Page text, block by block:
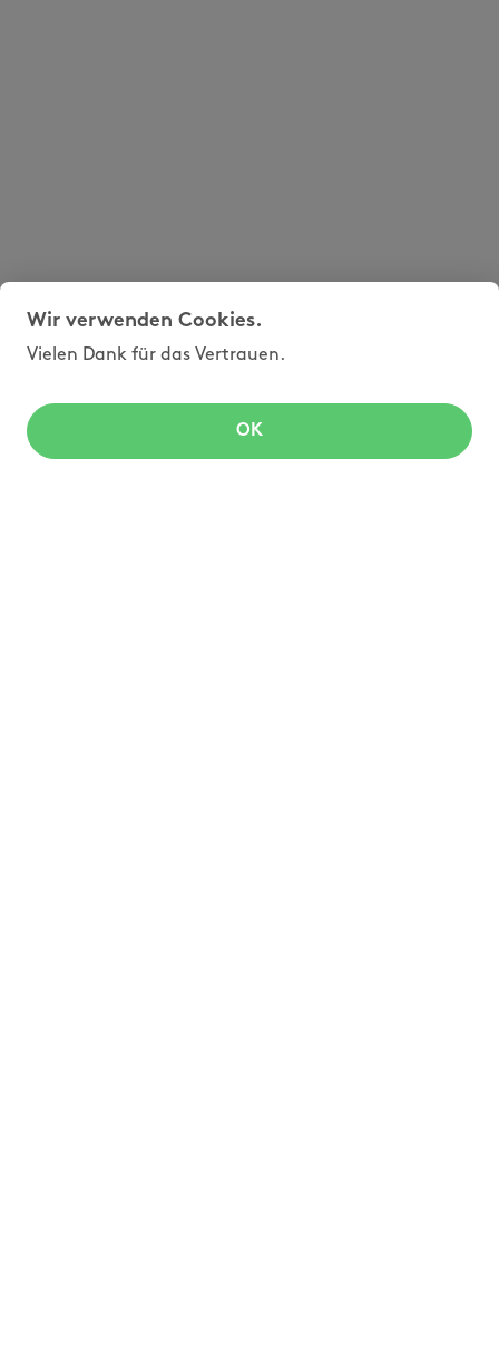
Wir verwenden Cookies.
Vielen Dank für das Vertrauen.
OK